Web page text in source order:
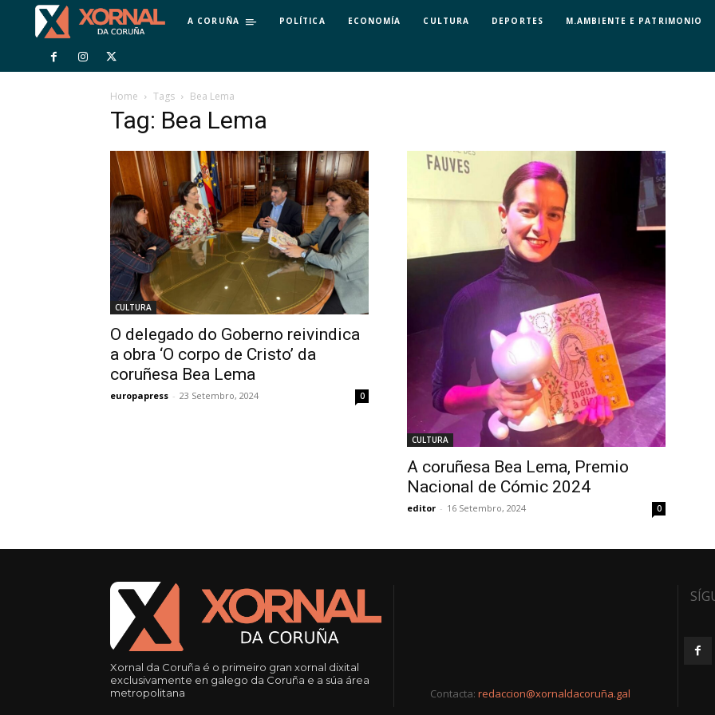
A CORUÑA POLÍTICA ECONOMÍA CULTURA DEPORTES M.AMBIENTE E PATRIMONIO
Home Tags Bea Lema
Tag: Bea Lema
CULTURA
O delegado do Goberno reivindica
a obra ‘O corpo de Cristo’ da
coruñesa Bea Lema
europapress - 23 Setembro, 2024 0
CULTURA
A coruñesa Bea Lema, Premio
Nacional de Cómic 2024
editor - 16 Setembro, 2024 0
Xornal da Coruña é o primeiro gran xornal dixital
exclusivamente en galego da Coruña e a súa área
metropolitana
Contacta: redaccion@xornaldacoruña.gal